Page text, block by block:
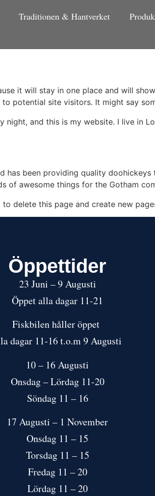
Traditionen & Hantverket
it will stay in one place and will
potential site visitors. It might say
night, and this is my website. I live in
has been providing quality
of awesome things for the Gotham
to delete this page and create new
Öppettider
23 Juni – 9 Augusti
Öppet alla dagar 11-21
Fiskbilen håller öppet
dagar 11-16 t.o.m 9 Augusti
10 – 16 Augusti
Onsdag – Lördag 11-20
Söndag 11 – 16
17 Augusti – 1 November
Onsdag 11 – 15
Torsdag 11 – 15
Fredag 11 – 20
Lördag 11 – 20